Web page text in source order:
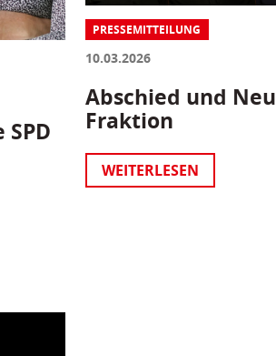
PRESSEMITTEILUNG
10.03.2026
Abschied und
Fraktion
WEITERLESEN